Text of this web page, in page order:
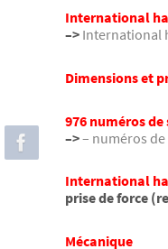
International
–> International
Dimensions et
976 numéros de
–>– numéros
International
prise de force
Mécanique